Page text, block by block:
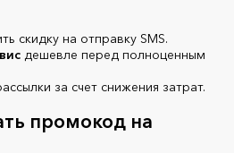
скидку на отправку SMS.
дешевле перед полноценным
за счет снижения затрат.
промокод на